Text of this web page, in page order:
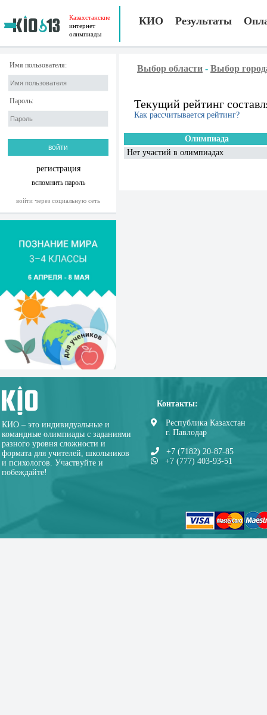
Казахстанские
интернет
олимпиады
КИО Результаты
Имя пользователя:
Пароль:
регистрация
вспомнить пароль
войти через социальную сеть
Выбор области - Выбор
Текущий рейтинг
Как рассчитывается рейтинг?
Олимпиада
Нет участий в олимпиадах
КИО – это индивидуальные и
командные олимпиады с заданиями
разного уровня сложности и
формата для учителей, школьников
и психологов. Участвуйте и
побеждайте!
Контакты:
Республика Казахстан
г. Павлодар
+7 (7182) 20-87-85
+7 (777) 403-93-51